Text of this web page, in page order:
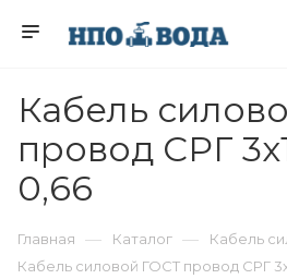
Кабель
провод СРГ
0,66
Главная — Каталог — Кабель
Кабель силовой ГОСТ провод СРГ